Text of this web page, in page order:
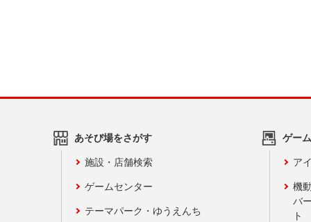
あそび場をさがす
施設・店舗検索
ゲームセンター
テーマパーク・ゆうえんち
ゲー
ア
機
バ
ト